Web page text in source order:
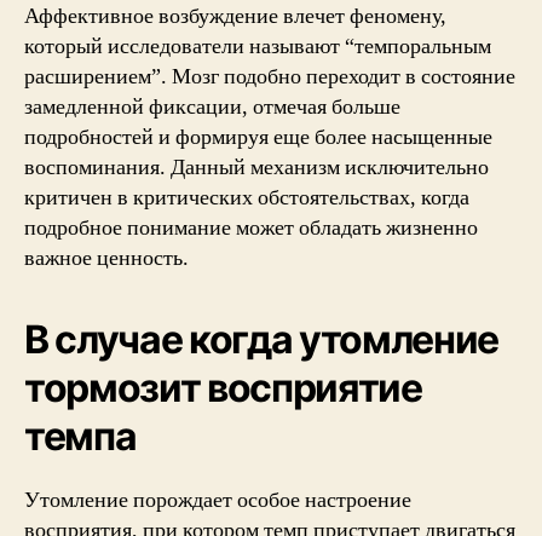
Аффективное возбуждение влечет феномену,
который исследователи называют “темпоральным
расширением”. Мозг подобно переходит в состояние
замедленной фиксации, отмечая больше
подробностей и формируя еще более насыщенные
воспоминания. Данный механизм исключительно
критичен в критических обстоятельствах, когда
подробное понимание может обладать жизненно
важное ценность.
В случае когда утомление
тормозит восприятие
темпа
Утомление порождает особое настроение
восприятия, при котором темп приступает двигаться